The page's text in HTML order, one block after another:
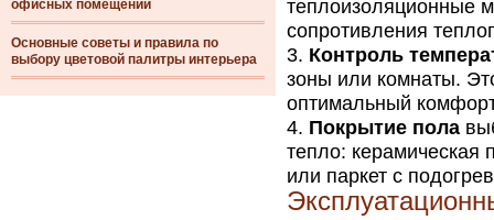
офисных помещений
Основные советы и правила по
выбору цветовой палитры интерьера
теплоизоляционные
сопротивления
Контроль
зоны или комнаты.
оптимальный
Покрытие пола
тепло: керамическая
или паркет с